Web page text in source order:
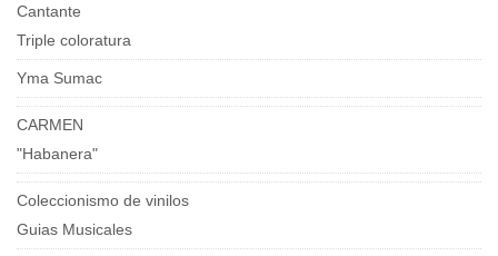
Cantante
Triple coloratura
Yma Sumac
CARMEN
"Habanera"
Coleccionismo de vinilos
Guias Musicales